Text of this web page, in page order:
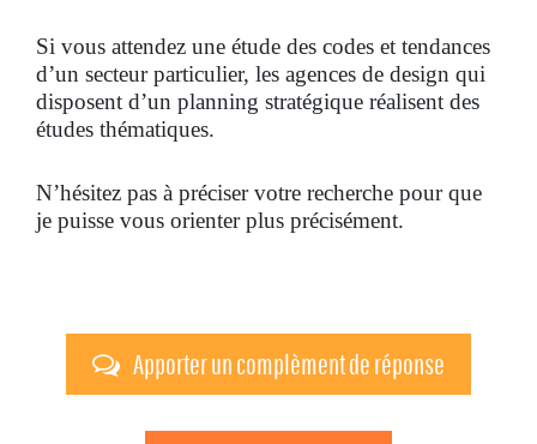
Si vous attendez une étude des codes et tendances
d’un secteur particulier, les agences de design qui
disposent d’un planning stratégique réalisent des
études thématiques.
N’hésitez pas à préciser votre recherche pour que
je puisse vous orienter plus précisément.
Apporter un complèment de réponse